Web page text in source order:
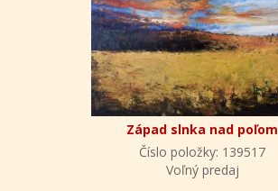
Západ slnka nad poľom
Číslo položky: 139517
Voľný predaj